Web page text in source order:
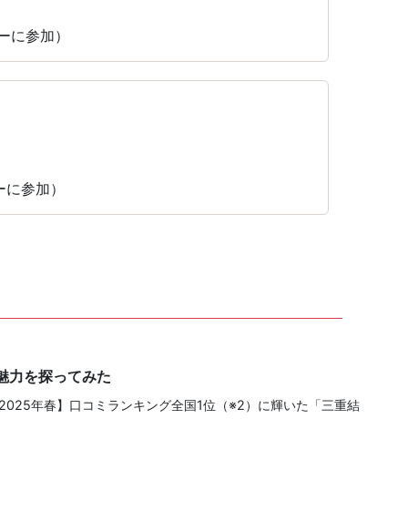
参加）
参加）
力を探ってみた
年春】口コミランキング全国1位（※2）に輝いた「三重結